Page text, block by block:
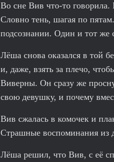
Во сне Вив что-то
Словно тень, шагая по
подсознании. Один и тот же
Лёша снова оказался в той
и, даже, взять за плечо,
Виверны. Он сразу же
свою девушку, и почему
Вив сжалась в комочек и
Страшные воспоминания из
Лёша решил, что Вив, с её